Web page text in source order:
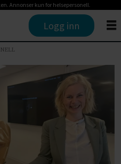
Annonser kun for helsepersonell.
Logg inn